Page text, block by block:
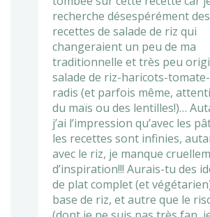
recherche désespérément des
recettes de salade de riz qui
changeraient un peu de ma
traditionnelle et très peu
salade de riz-haricots-tomate-
radis (et parfois même,
du maïs ou des lentilles!)…
j’ai l’impression qu’avec les
les recettes sont infinies,
avec le riz, je manque
d’inspiration!!! Aurais-tu des
de plat complet (et
base de riz, et autre que le